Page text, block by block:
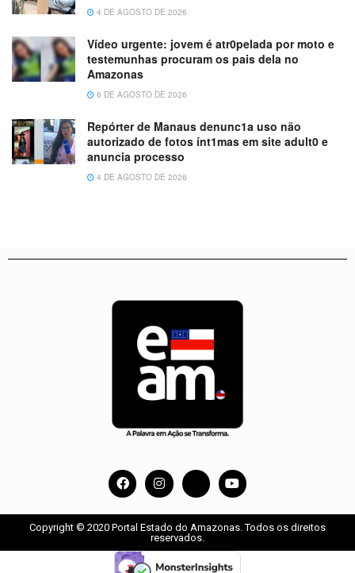
4 DE AGOSTO DE 2026
Vídeo urgente: jovem é atr0pelada por moto e
testemunhas procuram os pais dela no
Amazonas
6 DE AGOSTO DE 2026
Repórter de Manaus denunc1a uso não
autorizado de fotos ínt1mas em site adult0 e
anuncia processo
4 DE AGOSTO DE 2026
Copyright © 2020 Portal Estado do Amazonas. Todos os direitos
reservados.